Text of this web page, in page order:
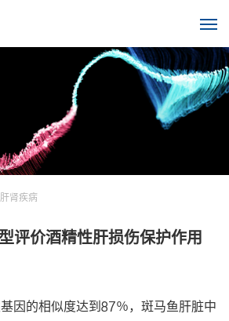
肝肾疾病
评价酒精性肝损伤保护作用
因的相似度达到87％，斑马鱼肝脏中